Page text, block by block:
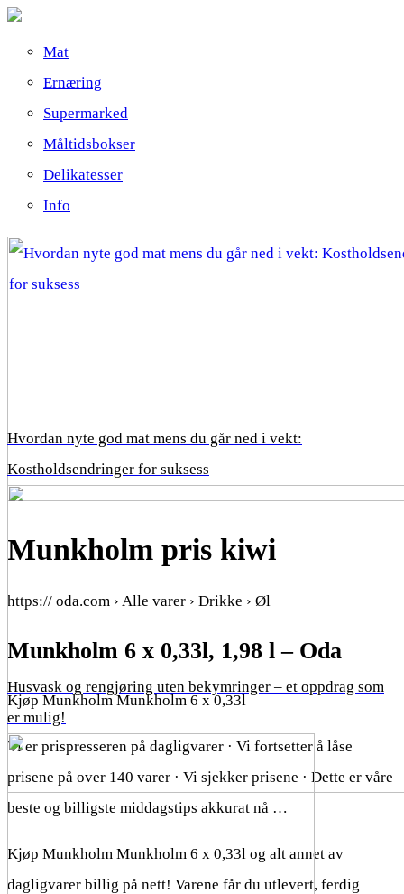
Mat
Ernæring
Supermarked
Måltidsbokser
Delikatesser
Info
Hvordan nyte god mat mens du går ned i vekt:
Kostholdsendringer for suksess
Husvask og rengjøring uten bekymringer – et oppdrag som
er mulig!
Munkholm pris kiwi
https:// oda.com › Alle varer › Drikke › Øl
Munkholm 6 x 0,33l, 1,98 l – Oda
Kjøp Munkholm Munkholm 6 x 0,33l
Vi er prispresseren på dagligvarer · Vi fortsetter å låse
prisene på over 140 varer · Vi sjekker prisene · Dette er våre
beste og billigste middagstips akkurat nå …
Kjøp Munkholm Munkholm 6 x 0,33l og alt annet av
dagligvarer billig på nett! Varene får du utlevert, ferdig